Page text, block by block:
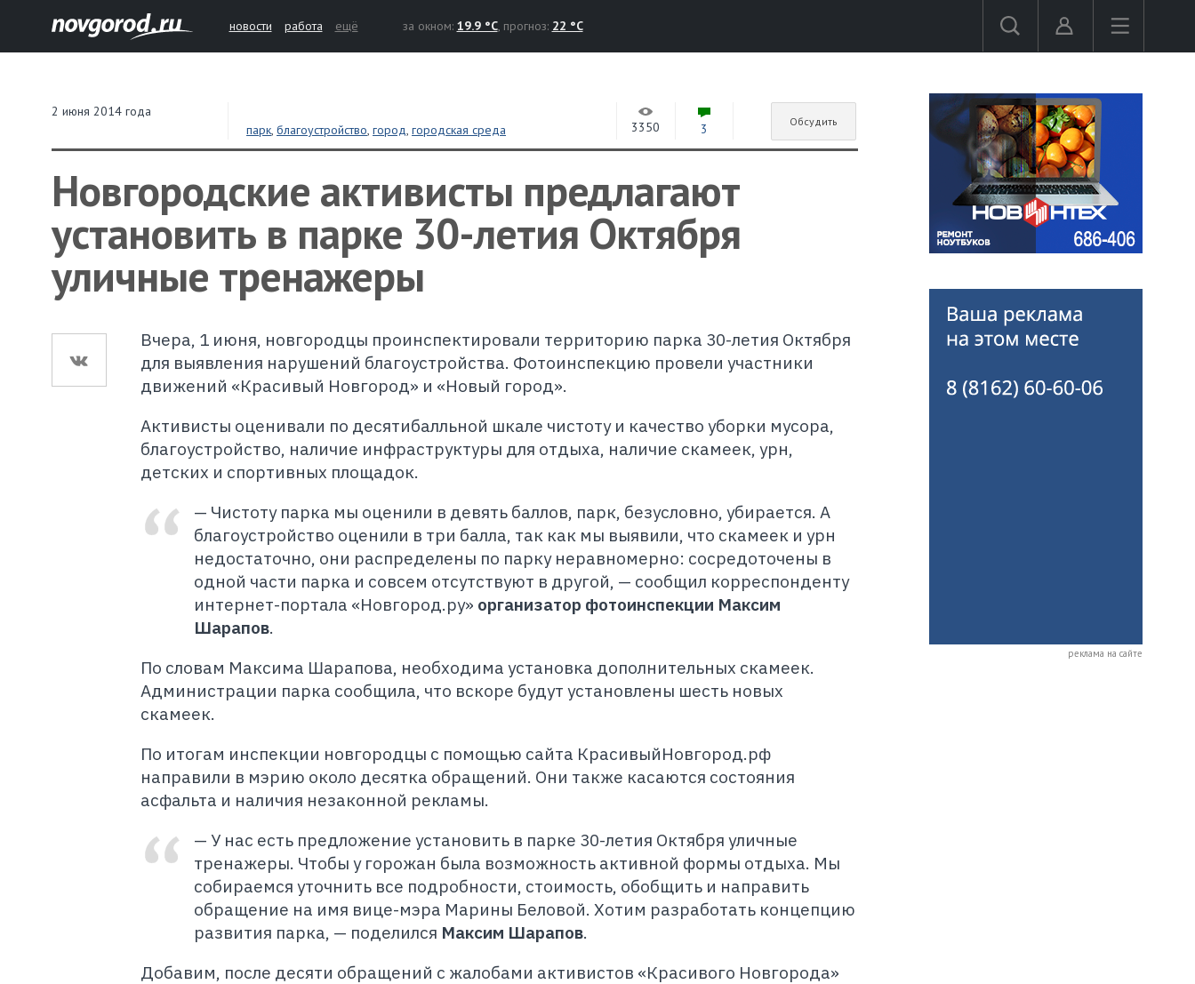
новости работа ещё за окном: 19.9 °C, прогноз: 22 °C
2 июня 2014 года
парк,благоустройство,город,городская среда 3350 3 Обсудить
Новгородские активисты предлагают
установить в парке 30-летия Октября
уличные тренажеры
Вчера, 1 июня, новгородцы проинспектировали территорию парка 30-летия Октября
для выявления нарушений благоустройства. Фотоинспекцию провели участники
движений «Красивый Новгород» и «Новый город».
Активисты оценивали по десятибалльной шкале чистоту и качество уборки мусора,
благоустройство, наличие инфраструктуры для отдыха, наличие скамеек, урн,
детских и спортивных площадок.
— Чистоту парка мы оценили в девять баллов, парк, безусловно, убирается. А
благоустройство оценили в три балла, так как мы выявили, что скамеек и урн
недостаточно, они распределены по парку неравномерно: сосредоточены в
одной части парка и совсем отсутствуют в другой, — сообщил корреспонденту
интернет-портала «Новгород.ру» организатор фотоинспекции Максим
Шарапов.
По словам Максима Шарапова, необходима установка дополнительных скамеек.
Администрации парка сообщила, что вскоре будут установлены шесть новых
скамеек.
По итогам инспекции новгородцы с помощью сайта КрасивыйНовгород.рф
направили в мэрию около десятка обращений. Они также касаются состояния
асфальта и наличия незаконной рекламы.
— У нас есть предложение установить в парке 30-летия Октября уличные
тренажеры. Чтобы у горожан была возможность активной формы отдыха. Мы
собираемся уточнить все подробности, стоимость, обобщить и направить
обращение на имя вице-мэра Марины Беловой. Хотим разработать концепцию
развития парка, — поделился Максим Шарапов.
Добавим, после десяти обращений с жалобами активистов «Красивого Новгорода»
реклама на сайте